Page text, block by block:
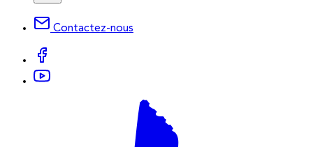
Contactez-nous